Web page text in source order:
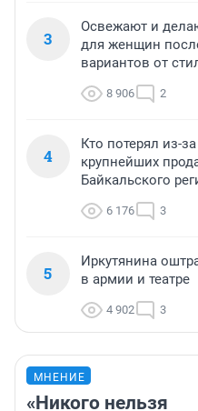
3
Освежают и
для женщин
вариантов от
8 906 2
4
Кто потерял из-
крупнейших
Байкальского
6 176 3
5
Иркутянина
в армии и театре
4 902 3
МНЕНИЕ
«Никого нельзя